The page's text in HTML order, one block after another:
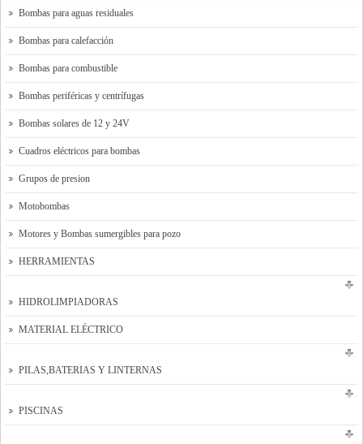
Bombas para aguas residuales
Bombas para calefacción
Bombas para combustible
Bombas periféricas y centrífugas
Bombas solares de 12 y 24V
Cuadros eléctricos para bombas
Grupos de presion
Motobombas
Motores y Bombas sumergibles para pozo
HERRAMIENTAS
HIDROLIMPIADORAS
MATERIAL ELÉCTRICO
PILAS,BATERIAS Y LINTERNAS
PISCINAS